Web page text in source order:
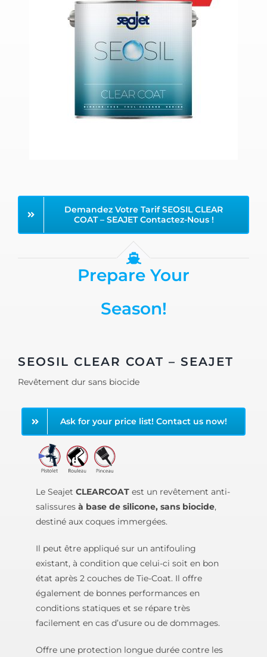
Demandez Votre Tarif SEOSIL CLEAR
COAT – SEAJET Contactez-Nous !
Prepare Your
Season!
SEOSIL CLEAR COAT – SEAJET
Revêtement dur sans biocide
Ask for your price list! Contact us now!
Le Seajet CLEARCOATest un revêtement anti-
salissures à base de silicone, sans biocide,
destiné aux coques immergées.
Il peut être appliqué sur un antifouling
existant, à condition que celui-ci soit en bon
état après 2 couches de Tie-Coat. Il offre
également de bonnes performances en
conditions statiques et se répare très
facilement en cas d’usure ou de dommages.
Offre une protection longue durée contre les